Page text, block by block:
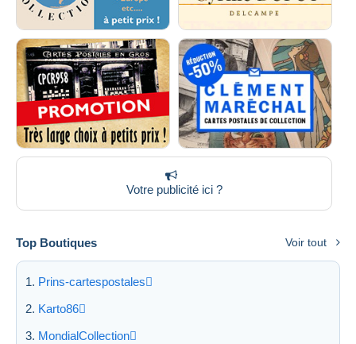
Votre publicité ici ?
Top Boutiques Voir tout
Prins-cartespostales
Karto86
MondialCollection